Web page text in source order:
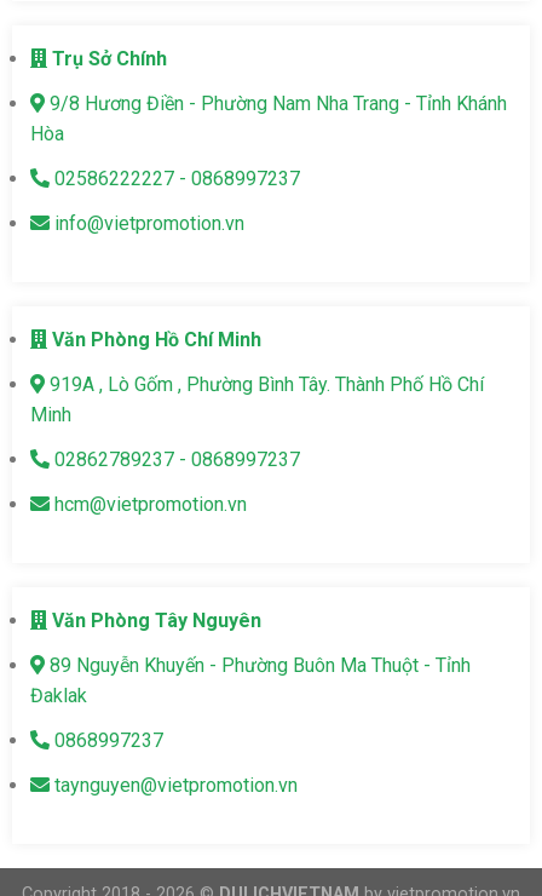
Trụ Sở Chính
9/8 Hương Điền - Phường Nam Nha Trang - Tỉnh Khánh
Hòa
02586222227 - 0868997237
info@vietpromotion.vn
Văn Phòng Hồ Chí Minh
919A , Lò Gốm , Phường Bình Tây. Thành Phố Hồ Chí
Minh
02862789237 - 0868997237
hcm@vietpromotion.vn
Văn Phòng Tây Nguyên
89 Nguyễn Khuyến - Phường Buôn Ma Thuột - Tỉnh
Đaklak
0868997237
taynguyen@vietpromotion.vn